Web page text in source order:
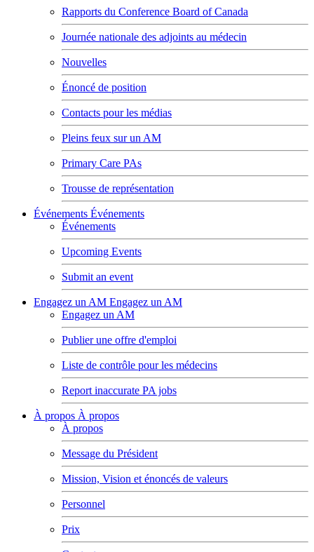
Rapports du Conference Board of Canada
Journée nationale des adjoints au médecin
Nouvelles
Énoncé de position
Contacts pour les médias
Pleins feux sur un AM
Primary Care PAs
Trousse de représentation
Événements Événements
Événements
Upcoming Events
Submit an event
Engagez un AM Engagez un AM
Engagez un AM
Publier une offre d'emploi
Liste de contrôle pour les médecins
Report inaccurate PA jobs
À propos À propos
À propos
Message du Président
Mission, Vision et énoncés de valeurs
Personnel
Prix